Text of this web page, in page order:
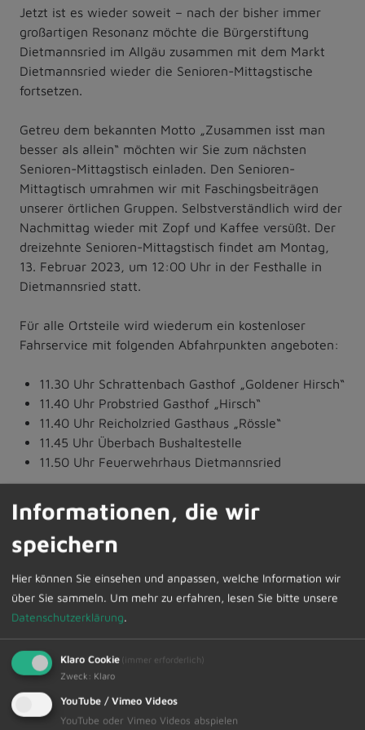
Jetzt ist es wieder soweit – nach der bisher immer
großartigen Resonanz möchte die Bürgerstiftung
Dietmannsried im Allgäu zusammen mit dem Markt
Dietmannsried wieder die Senioren-Mittagstische
fortsetzen.
Getreu dem bekannten Motto „Zusammen isst man
besser als allein“ möchten wir Sie zum nächsten
Senioren-Mittagstisch einladen. Den Senioren-
Mittagtisch umrahmen wir mit Faschingsbeiträgen
unserer örtlichen Gruppen. Selbstverständlich wird der
Nachmittag wieder mit Zopf und Kaffee versüßt. Der
dreizehnte Senioren-Mittagstisch findet am Montag,
13. Februar 2023, um 12:00 Uhr in der Festhalle in
Dietmannsried statt.
Für alle Ortsteile wird wiederum ein kostenloser
Fahrservice mit folgenden Abfahrpunkten angeboten:
11.30 Uhr Schrattenbach Gasthof „Goldener Hirsch“
11.40 Uhr Probstried Gasthof „Hirsch“
11.40 Uhr Reicholzried Gasthaus „Rössle“
11.45 Uhr Überbach Bushaltestelle
11.50 Uhr Feuerwehrhaus Dietmannsried
Rückfahrt gegen 16:00 Uhr.
Zu diesem Senioren-Mittagstisch wird ein Menü aus
Faschingseinlagensuppe sowie Gulasch mit
Butterspätzle zu einem Gesamtpreis von 6,00 Euro
angeboten.
Die Vertreter der Bürgerstiftung Dietmannsried im
Allgäu sowie die Marktgemeinde würden sich über die
Teilnahme aller „Senioren“ und „Junggebliebenen“
freuen.
Informationen, die wir
speichern
Hier können Sie einsehen und anpassen, welche Information wir
über Sie sammeln. Um mehr zu erfahren, lesen Sie bitte unsere
Datenschutzerklärung.
Klaro Cookie (immer erforderlich)
Zweck : Klaro
YouTube / Vimeo Videos
YouTube oder Vimeo Videos abspielen